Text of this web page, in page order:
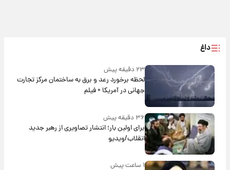
داغ
۲۳ دقیقه پیش
لحظه برخورد رعد و برق به ساختمان مرکز تجارت
جهانی در آمریکا + فیلم
۳۶ دقیقه پیش
برای اولین بار؛ انتشار تصاویری از رهبر جدید
انقلاب/ویدیو
۱ ساعت پیش